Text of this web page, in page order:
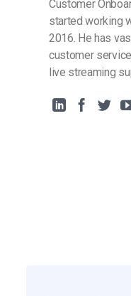
Customer
started working
2016. He has
customer
live streaming